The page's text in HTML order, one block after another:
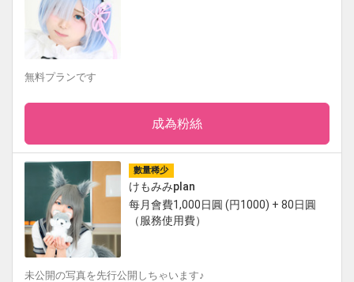
無料プランです
成為粉絲
數量稀少
けもみみplan
每月會費1,000日圓 (円1000) + 80日圓
（服務使用費）
未公開の写真を先行公開しちゃいます♪